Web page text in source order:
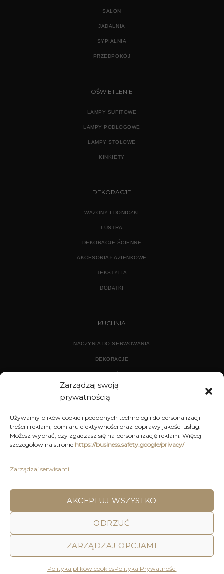
Zarządzaj swoją
prywatnością
Używamy plików cookie i podobnych technologii do personalizacji
treści i reklam, pomiaru efektywności oraz poprawy jakości usług.
Możesz wybrać, czy zgadzasz się na personalizację reklam. Więcej
szczegółów na stronie https://business.safety.google/privacy/
Zarządzaj serwisami
AKCEPTUJ WSZYSTKO
ODRZUĆ
ZARZĄDZAJ OPCJAMI
Polityka plików cookiesPolityka Prywatności
SALON
JADALNIA
SYPIALNIA
PRZEDPOKÓJ
OŚWIETLENIE
LAMPY SUFITOWE
LAMPY PODŁOGOWE
LAMPY STOŁOWE
KINKIETY
DEKORACJE
WAZONY I DONICZKI
LUSTRA
DEKORACJE ŚCIENNE
AKCESORIA ŁAZIENKOWE
TEKSTYLIA
DODATKI
KUCHNIA
NACZYNIA DO SERWOWANIA
DEKORACJE
DEKORACJE
KUCHNIA
POLITYKA PRYWATNOŚCI
REGULAMIN SKLEPU ON-LINE
DECOR AND YOU
Decor & You | Home Decorations | Home Accessories |